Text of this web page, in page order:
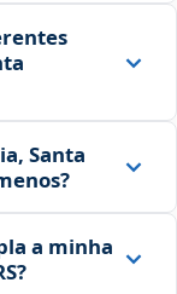
Santa
a minha